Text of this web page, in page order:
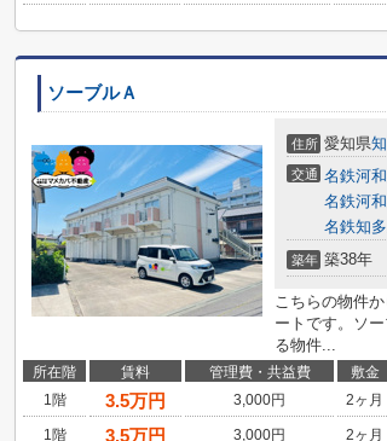
ソーブルＡ
住所 愛知県
交通 名鉄河
名鉄河
名鉄知
築年 築38年
こちらの物件
ートです。ソ
る物件...
所在階 賃料 管理費・共益費 敷金
1階
3.5万円 3,000円 2ヶ月
1階
3.5万円 3,000円 2ヶ月